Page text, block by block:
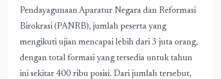
Pendayagunaan Aparatur Negara dan Reformasi
Birokrasi (PANRB), jumlah peserta yang
mengikuti ujian mencapai lebih dari 3 juta orang,
dengan total formasi yang tersedia untuk tahun
ini sekitar 400 ribu posisi. Dari jumlah tersebut,